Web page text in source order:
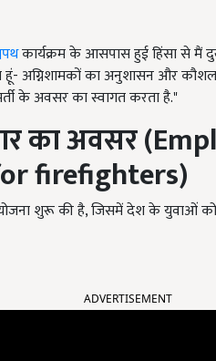
कार्यक्रम के आसपास हुई हिंसा से मैं
अग्निशामकों का अनुशासन और कौशल
के अवसर का स्वागत करता है."
का अवसर
firefighters)
शुरू की है, जिसमें देश के युवाओं को